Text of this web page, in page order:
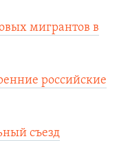
мигрантов в
российские
съезд